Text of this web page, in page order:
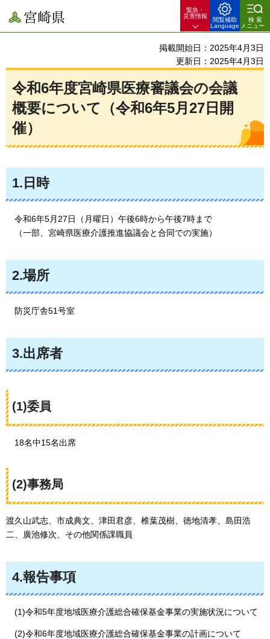
宮崎県
緊急・
災害情報
閲覧補助
Language
検索
メニュー
掲載開始日：2025年4月3日
更新日：2025年4月3日
令和6年度宮崎県医療審議会の会議
概要について（令和6年5月27日開
催）
1.日時
令和6年5月27日（月曜日）午後6時から午後7時まで
（一部、宮崎県医療介護推進協議会と合同での実施）
2.場所
防災庁舎51号室
3.出席者
(1)委員
18名中15名出席
(2)事務局
渡久山武志、市成典文、津田君彦、椎葉茂樹、徳地清孝、島田浩
二、廣池修次、その他関係課職員
4.報告事項
(1)令和5年度地域医療介護総合確保基金事業の実施状況について
(2)令和6年度地域医療介護総合確保基金事業の計画について